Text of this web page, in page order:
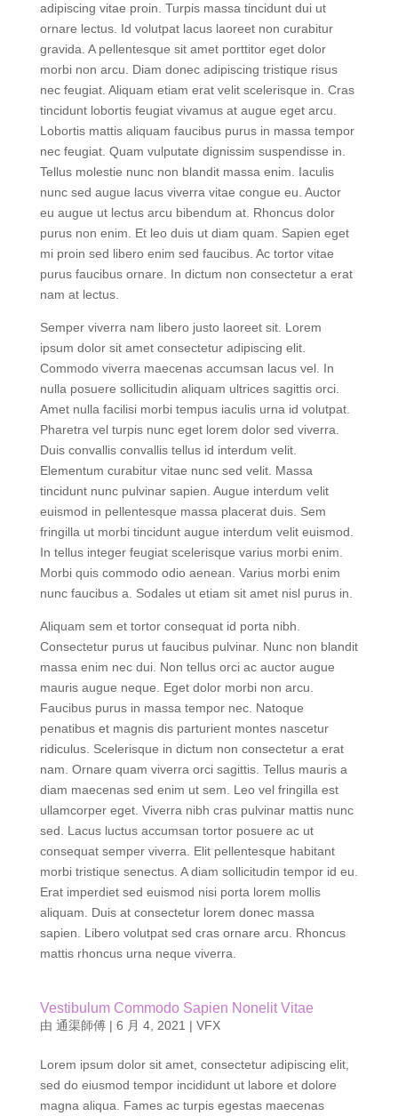
Gravida neque convallis a cras. Eleifend quam
adipiscing vitae proin. Turpis massa tincidunt dui ut
ornare lectus. Id volutpat lacus laoreet non curabitur
gravida. A pellentesque sit amet porttitor eget dolor
morbi non arcu. Diam donec adipiscing tristique risus
nec feugiat. Aliquam etiam erat velit scelerisque in. Cras
tincidunt lobortis feugiat vivamus at augue eget arcu.
Lobortis mattis aliquam faucibus purus in massa tempor
nec feugiat. Quam vulputate dignissim suspendisse in.
Tellus molestie nunc non blandit massa enim. Iaculis
nunc sed augue lacus viverra vitae congue eu. Auctor
eu augue ut lectus arcu bibendum at. Rhoncus dolor
purus non enim. Et leo duis ut diam quam. Sapien eget
mi proin sed libero enim sed faucibus. Ac tortor vitae
purus faucibus ornare. In dictum non consectetur a erat
nam at lectus.
Semper viverra nam libero justo laoreet sit. Lorem
ipsum dolor sit amet consectetur adipiscing elit.
Commodo viverra maecenas accumsan lacus vel. In
nulla posuere sollicitudin aliquam ultrices sagittis orci.
Amet nulla facilisi morbi tempus iaculis urna id volutpat.
Pharetra vel turpis nunc eget lorem dolor sed viverra.
Duis convallis convallis tellus id interdum velit.
Elementum curabitur vitae nunc sed velit. Massa
tincidunt nunc pulvinar sapien. Augue interdum velit
euismod in pellentesque massa placerat duis. Sem
fringilla ut morbi tincidunt augue interdum velit euismod.
In tellus integer feugiat scelerisque varius morbi enim.
Morbi quis commodo odio aenean. Varius morbi enim
nunc faucibus a. Sodales ut etiam sit amet nisl purus in.
Aliquam sem et tortor consequat id porta nibh.
Consectetur purus ut faucibus pulvinar. Nunc non blandit
massa enim nec dui. Non tellus orci ac auctor augue
mauris augue neque. Eget dolor morbi non arcu.
Faucibus purus in massa tempor nec. Natoque
penatibus et magnis dis parturient montes nascetur
ridiculus. Scelerisque in dictum non consectetur a erat
nam. Ornare quam viverra orci sagittis. Tellus mauris a
diam maecenas sed enim ut sem. Leo vel fringilla est
ullamcorper eget. Viverra nibh cras pulvinar mattis nunc
sed. Lacus luctus accumsan tortor posuere ac ut
consequat semper viverra. Elit pellentesque habitant
morbi tristique senectus. A diam sollicitudin tempor id eu.
Erat imperdiet sed euismod nisi porta lorem mollis
aliquam. Duis at consectetur lorem donec massa
sapien. Libero volutpat sed cras ornare arcu. Rhoncus
Vestibulum Commodo Sapien Nonelit Vitae
Lorem ipsum dolor sit amet, consectetur adipiscing elit,
sed do eiusmod tempor incididunt ut labore et dolore